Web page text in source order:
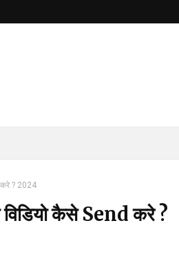
? 2024
कैसे Send करे ?